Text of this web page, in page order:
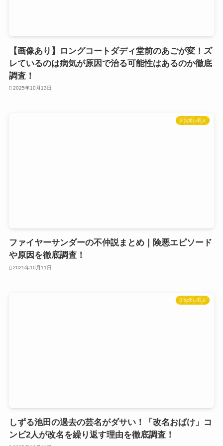
【画像あり】ロングコートダディ堂前のあごが変！ズ
レているのは病気が原因で治る可能性はあるのか徹底
調査！
2025年10月13日
お笑い芸人
ファイヤーサンダーの不仲説まとめ｜険悪エピソード
や原因を徹底調査！
2025年10月11日
お笑い芸人
しずる池田の過去の芸名がダサい！「改名おばけ」コ
ンビ2人が改名を繰り返す理由を徹底調査！